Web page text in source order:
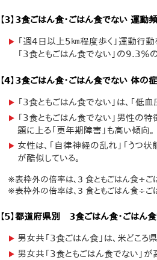
【3】3食ごはん食・ごはん食でない 運動
「週4日以上5㎞程度歩く」運動行動
「3食ともごはん食でない」の9.3％
【4】3食ごはん食・ごはん食でない 体の
「3食ともごはん食でない」は、「
「3食ともごはん食でない」男性の特
題に上る「更年期障害」も高い傾向。
女性は、「自律神経の乱れ」「うつ状
が酷似している。
※表枠外の倍率は、3 食ともごはん食÷ごは
※表枠外の倍率は、3 食ともごはん食÷ごは
【5】都道府県別 3食ごはん食・ごはん食
男女共「3食ごはん食」は、米どころ
男女共「3食ともごはん食でない」が